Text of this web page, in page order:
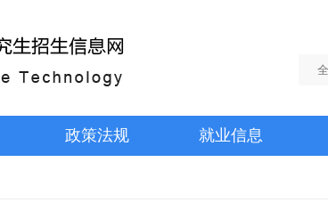
政策法规 就业信息